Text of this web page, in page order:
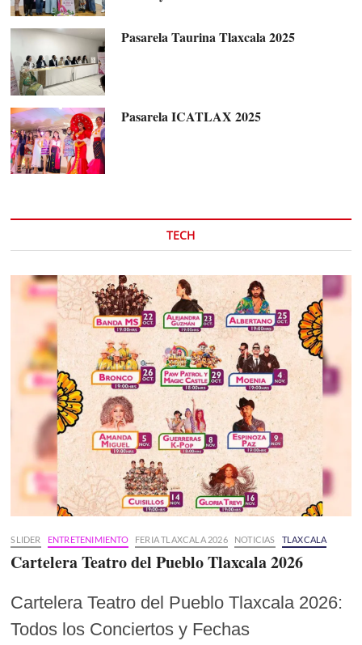
Pasarela Taurina Tlaxcala 2025
Pasarela ICATLAX 2025
TECH
SLIDER ENTRETENIMIENTO FERIA TLAXCALA 2026 NOTICIAS TLAXCALA
Cartelera Teatro del Pueblo Tlaxcala 2026
Cartelera Teatro del Pueblo Tlaxcala 2026:
Todos los Conciertos y Fechas